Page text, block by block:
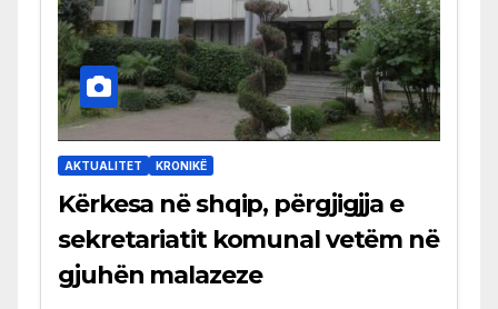
AKTUALITET KRONIKË
Kërkesa në shqip, përgjigjja e
sekretariatit komunal vetëm në
gjuhën malazeze